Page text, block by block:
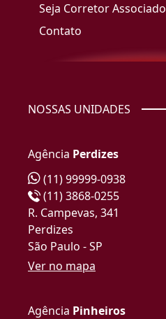
Seja Corretor Associado
Contato
NOSSAS UNIDADES
Agência Perdizes
(11) 99999-0938
(11) 3868-0255
R. Campevas, 341
Perdizes
São Paulo - SP
Ver no mapa
Agência Pinheiros